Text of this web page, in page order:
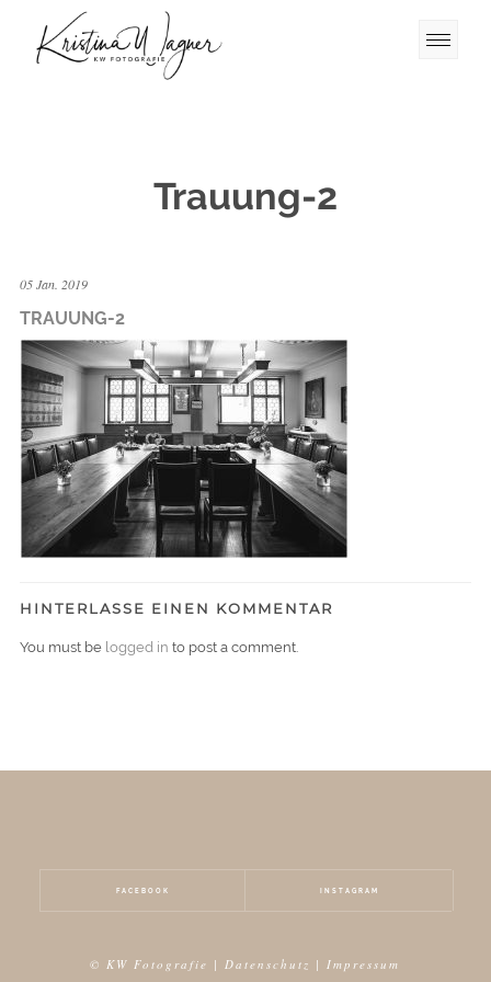
Trauung-2
05 Jan. 2019
TRAUUNG-2
HINTERLASSE EINEN KOMMENTAR
You must be logged in to post a comment.
FACEBOOK INSTAGRAM
© KW Fotografie |Datenschutz |Impressum